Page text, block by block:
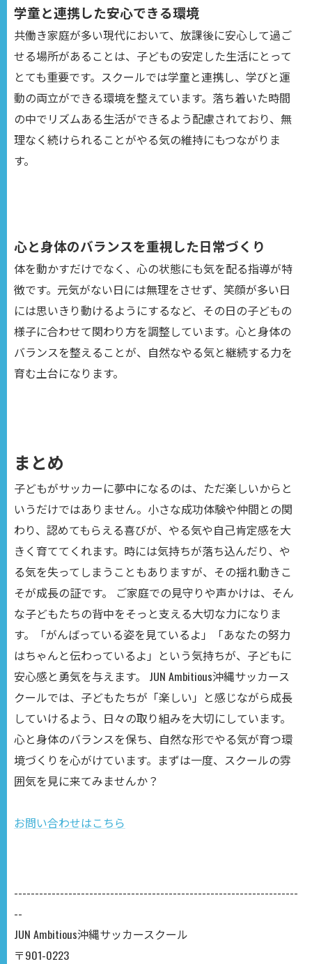
学童と連携した安心できる環境
共働き家庭が多い現代において、放課後に安心して過ご
せる場所があることは、子どもの安定した生活にとって
とても重要です。スクールでは学童と連携し、学びと運
動の両立ができる環境を整えています。落ち着いた時間
の中でリズムある生活ができるよう配慮されており、無
理なく続けられることがやる気の維持にもつながりま
す。
心と身体のバランスを重視した日常づくり
体を動かすだけでなく、心の状態にも気を配る指導が特
徴です。元気がない日には無理をさせず、笑顔が多い日
には思いきり動けるようにするなど、その日の子どもの
様子に合わせて関わり方を調整しています。心と身体の
バランスを整えることが、自然なやる気と継続する力を
育む土台になります。
まとめ
子どもがサッカーに夢中になるのは、ただ楽しいからと
いうだけではありません。小さな成功体験や仲間との関
わり、認めてもらえる喜びが、やる気や自己肯定感を大
きく育ててくれます。時には気持ちが落ち込んだり、や
る気を失ってしまうこともありますが、その揺れ動きこ
そが成長の証です。 ご家庭での見守りや声かけは、そん
な子どもたちの背中をそっと支える大切な力になりま
す。「がんばっている姿を見ているよ」「あなたの努力
はちゃんと伝わっているよ」という気持ちが、子どもに
安心感と勇気を与えます。 JUN Ambitious沖縄サッカース
クールでは、子どもたちが「楽しい」と感じながら成長
していけるよう、日々の取り組みを大切にしています。
心と身体のバランスを保ち、自然な形でやる気が育つ環
境づくりを心がけています。まずは一度、スクールの雰
囲気を見に来てみませんか？
お問い合わせはこちら
--------------------------------------------------------------------
--
JUN Ambitious沖縄サッカースクール
〒901-0223